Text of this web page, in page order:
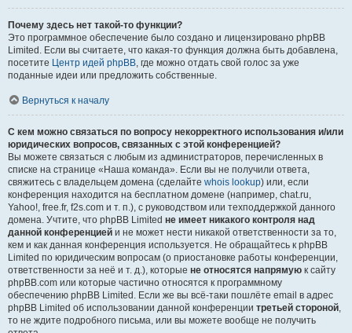
Почему здесь нет такой-то функции?
Это программное обеспечение было создано и лицензировано phpBB
Limited. Если вы считаете, что какая-то функция должна быть добавлена,
посетите Центр идей phpBB, где можно отдать свой голос за уже
поданные идеи или предложить собственные.
Вернуться к началу
С кем можно связаться по вопросу некорректного использования и/или
юридических вопросов, связанных с этой конференцией?
Вы можете связаться с любым из администраторов, перечисленных в
списке на странице «Наша команда». Если вы не получили ответа,
свяжитесь с владельцем домена (сделайте whois lookup) или, если
конференция находится на бесплатном домене (например, chat.ru,
Yahoo!, free.fr, f2s.com и т. п.), с руководством или техподдержкой данного
домена. Учтите, что phpBB Limited не имеет никакого контроля над
данной конференцией и не может нести никакой ответственности за то,
кем и как данная конференция используется. Не обращайтесь к phpBB
Limited по юридическим вопросам (о приостановке работы конференции,
ответственности за неё и т. д.), которые не относятся напрямую к сайту
phpBB.com или которые частично относятся к программному
обеспечению phpBB Limited. Если же вы всё-таки пошлёте email в адрес
phpBB Limited об использовании данной конференции третьей стороной,
то не ждите подробного письма, или вы можете вообще не получить